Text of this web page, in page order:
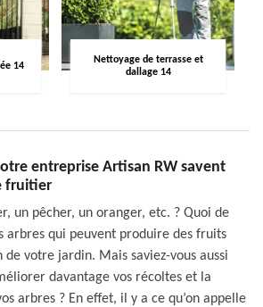
14
Nettoyage de terrasse et
dallage 14
entreprise Artisan RW savent
fruitier
un pêcher, un oranger, etc. ? Quoi de
arbres qui peuvent produire des fruits
de votre jardin. Mais saviez-vous aussi
davantage vos récoltes et la
arbres ? En effet, il y a ce qu’on appelle